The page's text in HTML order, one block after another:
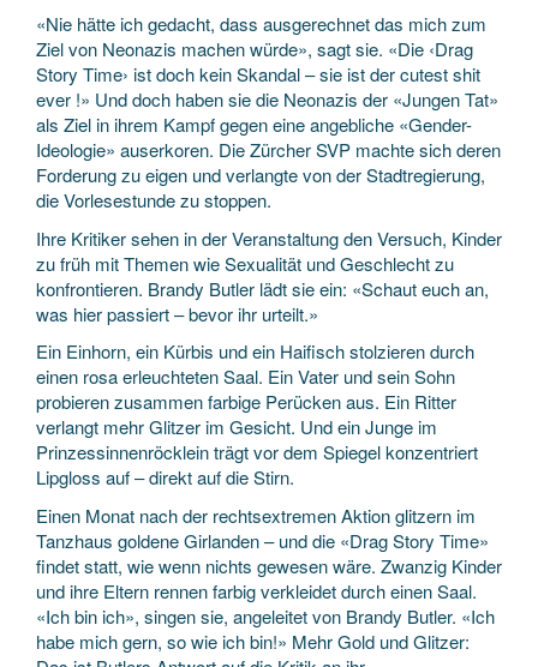
«Nie hätte ich gedacht, dass ausgerechnet das mich zum
Ziel von Neonazis machen würde», sagt sie. «Die ‹Drag
Story Time› ist doch kein Skandal – sie ist der cutest shit
ever !» Und doch haben sie die Neonazis der «Jungen Tat»
als Ziel in ihrem Kampf gegen eine angebliche «Gender-
Ideologie» auserkoren. Die Zürcher SVP machte sich deren
Forderung zu eigen und verlangte von der Stadtregierung,
die Vorlesestunde zu stoppen.
Ihre Kritiker sehen in der Veranstaltung den Versuch, Kinder
zu früh mit Themen wie Sexualität und Geschlecht zu
konfrontieren. Brandy Butler lädt sie ein: «Schaut euch an,
was hier passiert – bevor ihr urteilt.»
Ein Einhorn, ein Kürbis und ein Haifisch stolzieren durch
einen rosa erleuchteten Saal. Ein Vater und sein Sohn
probieren zusammen farbige Perücken aus. Ein Ritter
verlangt mehr Glitzer im Gesicht. Und ein Junge im
Prinzessinnenröcklein trägt vor dem Spiegel konzentriert
Lipgloss auf – direkt auf die Stirn.
Einen Monat nach der rechtsextremen Aktion glitzern im
Tanzhaus goldene Girlanden – und die «Drag Story Time»
findet statt, wie wenn nichts gewesen wäre. Zwanzig Kinder
und ihre Eltern rennen farbig verkleidet durch einen Saal.
«Ich bin ich», singen sie, angeleitet von Brandy Butler. «Ich
habe mich gern, so wie ich bin!» Mehr Gold und Glitzer: